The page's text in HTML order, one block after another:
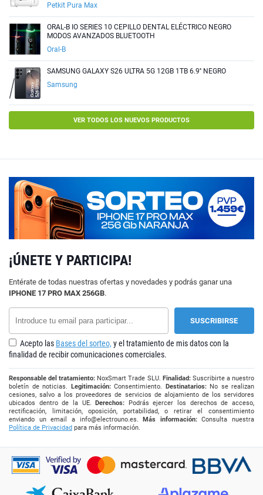
Petkit Pura Max
ORAL-B IO SERIES 10 CEPILLO DENTAL ELÉCTRICO NEGRO
MODOS AVANZADOS BLUETOOTH
Oral-B
SAMSUNG GALAXY S26 ULTRA 5G 12GB 1TB 6.9'' NEGRO
Samsung
VER TODOS LOS NUEVOS PRODUCTOS
¡ÚNETE Y PARTICIPA!
Entérate de todas nuestras ofertas y novedades y podrás ganar una
IPHONE 17 PRO MAX 256GB.
Acepto las Bases del sorteo, y el tratamiento de mis datos con la
finalidad de recibir comunicaciones comerciales.
Responsable del tratamiento: NoxSmart Trade SLU. Finalidad:Suscribirte a nuestro
boletín de noticias. Legitimación:Consentimiento. Destinatarios:No se realizan
cesiones, salvo a los proveedores de servicios de alojamiento de los servidores
ubicados dentro de la UE.Derechos: Podrás ejercer los derechos de acceso,
rectificación, limitación, oposición, portabilidad, o retirar el consentimiento
enviando un email a info@electrouno.es.Más información:Consulta nuestra
Política de Privacidad para más información.